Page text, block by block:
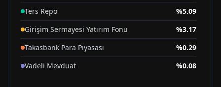
Ters Repo
%5.09
Girişim Sermayesi Yatırım Fonu
%3.17
Takasbank Para Piyasası
%0.29
Vadeli Mevduat
%0.08